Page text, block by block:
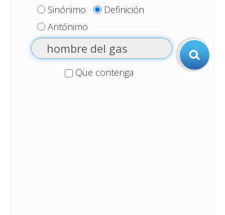
Sinónimo
Definición
Antónimo
Que contenga